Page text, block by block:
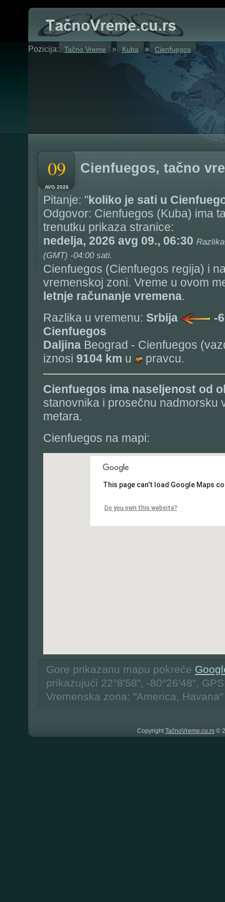
Pozicija: Tačno Vreme » Kuba » Cienfuegos
09
AVG 2026
Cienfuegos, tačno
Pitanje: "koliko je sati u
Odgovor: Cienfuegos (Kuba) ima
trenutku prikaza stranice:
nedelja, 2026 avg 09., 06:30
(GMT) -04:00 sati.
Cienfuegos (Cienfuegos regija) i
vremenskoj zoni. Vreme u ovom
letnje računanje vremena.
Razlika u vremenu: Srbija
-
Cienfuegos
Daljina Beograd - Cienfuegos
iznosi 9104 km u pravcu.
Cienfuegos ima naseljenost od
stanovnika i prosečnu nadmorsku
metara.
Cienfuegos na mapi:
This page can't load Google Maps
Do you own this website?
Gore prikazanu mapu pokreće
prikazujući 22°8'58", -80°26'48",
Vremenska zona: "America, Havana"
CopyrightTačnoVreme.cu.rs©